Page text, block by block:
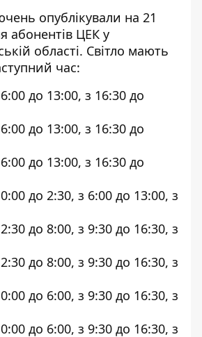
опублікували на 21
абонентів ЦЕК у
області. Світло мають
час:
до 13:00, з 16:30 до
до 13:00, з 16:30 до
до 13:00, з 16:30 до
до 2:30, з 6:00 до 13:00, з
до 8:00, з 9:30 до 16:30, з
до 8:00, з 9:30 до 16:30, з
до 6:00, з 9:30 до 16:30, з
до 6:00, з 9:30 до 16:30, з